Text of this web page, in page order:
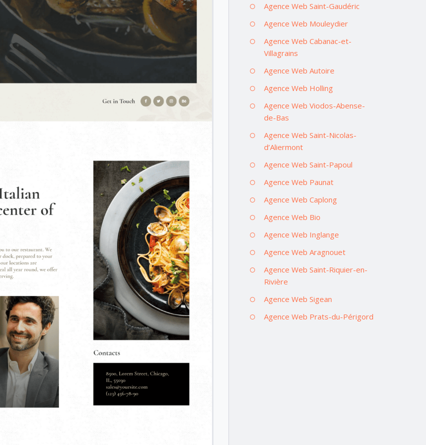
Agence Web Saint-Gaudéric
Agence Web Mouleydier
Agence Web Cabanac-et-
Villagrains
Agence Web Autoire
Agence Web Holling
Agence Web Viodos-Abense-
de-Bas
Agence Web Saint-Nicolas-
d’Aliermont
Agence Web Saint-Papoul
Agence Web Paunat
Agence Web Caplong
Agence Web Bio
Agence Web Inglange
Agence Web Aragnouet
Agence Web Saint-Riquier-en-
Rivière
Agence Web Sigean
Agence Web Prats-du-Périgord